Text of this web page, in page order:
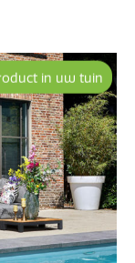
in uw tuin